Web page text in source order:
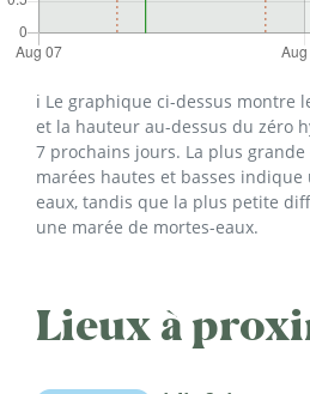
ℹ️ Le graphique ci-dessus montre
et la hauteur au-dessus du zéro
7 prochains jours. La plus
marées hautes et basses indique
eaux, tandis que la plus petite
une marée de mortes-eaux.
Lieux à